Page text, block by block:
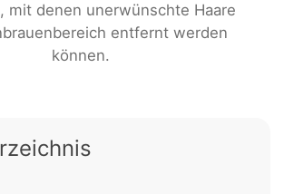
mit denen unerwünschte Haare
entfernt werden
können.